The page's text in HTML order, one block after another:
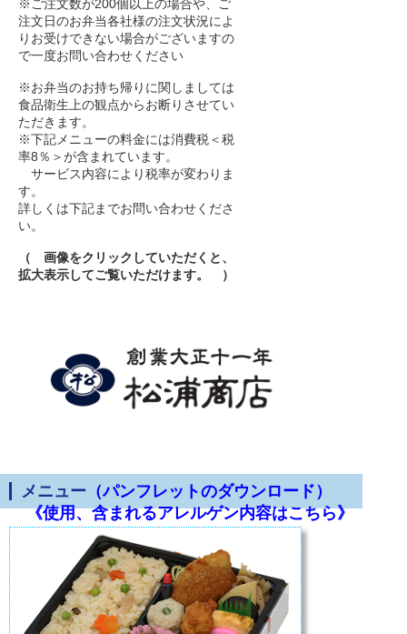
※ご注文数が200個以上の場合や、ご
注文日のお弁当各社様の注文状況によ
りお受けできない場合がございますの
で一度お問い合わせください
※お弁当のお持ち帰りに関しましては
食品衛生上の観点からお断りさせてい
ただきます。
※下記メニューの料金には消費税＜税
率8％＞が含まれています。
サービス内容により税率が変わりま
す。
詳しくは下記までお問い合わせくださ
い。
（ 画像をクリックしていただくと、
拡大表示してご覧いただけます。 ）
メニュー （パンフレットのダウンロード）
《使用、含まれるアレルゲン内容はこちら》